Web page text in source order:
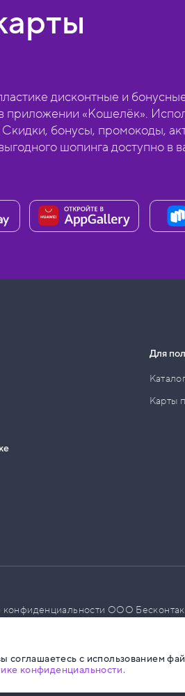
дисконтные и
приложении «Кошелёк».
бонусы, промокоды,
шопинга доступно в
Для
Карты
конфиденциальности ООО
соглашаетесь с использованием
конфиденциальности.